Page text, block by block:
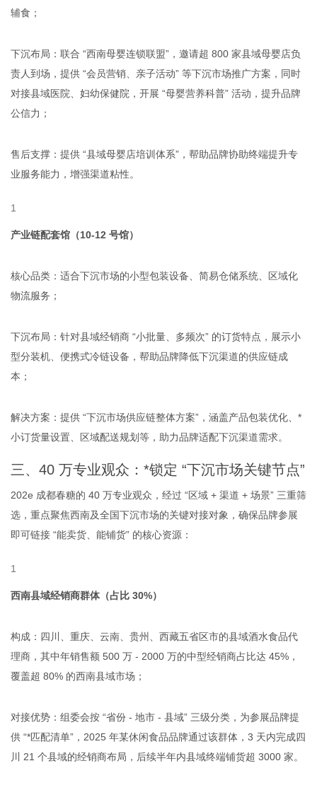
辅食；
下沉布局：联合 “西南母婴连锁联盟”，邀请超 800 家县域母婴店负
责人到场，提供 “会员营销、亲子活动” 等下沉市场推广方案，同时
对接县域医院、妇幼保健院，开展 “母婴营养科普” 活动，提升品牌
公信力；
售后支撑：提供 “县域母婴店培训体系”，帮助品牌协助终端提升专
业服务能力，增强渠道粘性。
产业链配套馆（10-12 号馆）
核心品类：适合下沉市场的小型包装设备、简易仓储系统、区域化
物流服务；
下沉布局：针对县域经销商 “小批量、多频次” 的订货特点，展示小
型分装机、便携式冷链设备，帮助品牌降低下沉渠道的供应链成
本；
解决方案：提供 “下沉市场供应链整体方案”，涵盖产品包装优化、*
小订货量设置、区域配送规划等，助力品牌适配下沉渠道需求。
三、40 万专业观众：*锁定 “下沉市场关键节点”
202e 成都春糖的 40 万专业观众，经过 “区域 + 渠道 + 场景” 三重筛
选，重点聚焦西南及全国下沉市场的关键对接对象，确保品牌参展
即可链接 “能卖货、能铺货” 的核心资源：
西南县域经销商群体（占比 30%）
构成：四川、重庆、云南、贵州、西藏五省区市的县域酒水食品代
理商，其中年销售额 500 万 - 2000 万的中型经销商占比达 45%，
覆盖超 80% 的西南县域市场；
对接优势：组委会按 “省份 - 地市 - 县域” 三级分类，为参展品牌提
供 “*匹配清单”，2025 年某休闲食品品牌通过该群体，3 天内完成四
川 21 个县域的经销商布局，后续半年内县域终端铺货超 3000 家。